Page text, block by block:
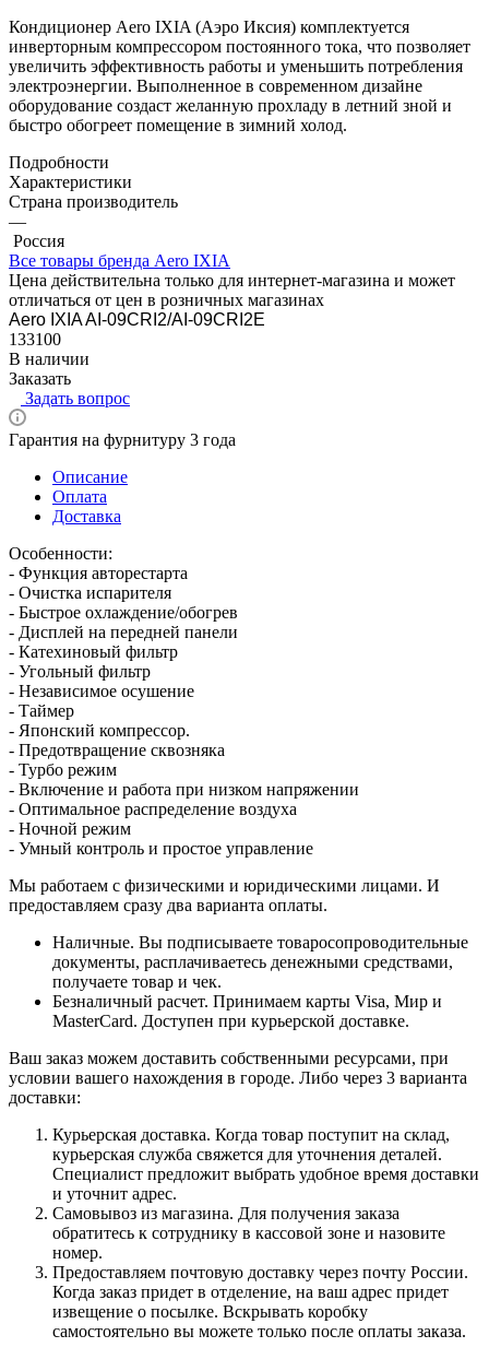
Кондиционер Aero IXIA (Аэро Иксия) комплектуется
инверторным компрессором постоянного тока, что позволяет
увеличить эффективность работы и уменьшить потребления
электроэнергии. Выполненное в современном дизайне
оборудование создаст желанную прохладу в летний зной и
быстро обогреет помещение в зимний холод.
Подробности
Характеристики
Страна производитель
—
Россия
Все товары бренда Aero IXIA
Цена действительна только для интернет-магазина и может
отличаться от цен в розничных магазинах
Aero IXIA AI-09CRI2/AI-09CRI2E
133100
В наличии
Заказать
Задать вопрос
Гарантия на фурнитуру 3 года
Описание
Оплата
Доставка
Особенности:
- Функция авторестарта
- Очистка испарителя
- Быстрое охлаждение/обогрев
- Дисплей на передней панели
- Катехиновый фильтр
- Угольный фильтр
- Независимое осушение
- Таймер
- Японский компрессор.
- Предотвращение сквозняка
- Турбо режим
- Включение и работа при низком напряжении
- Оптимальное распределение воздуха
- Ночной режим
- Умный контроль и простое управление
Мы работаем с физическими и юридическими лицами. И
предоставляем сразу два варианта оплаты.
Наличные. Вы подписываете товаросопроводительные
документы, расплачиваетесь денежными средствами,
получаете товар и чек.
Безналичный расчет. Принимаем карты Visa, Мир и
MasterCard. Доступен при курьерской доставке.
Ваш заказ можем доставить собственными ресурсами, при
условии вашего нахождения в городе. Либо через 3 варианта
доставки:
Курьерская доставка. Когда товар поступит на склад,
курьерская служба свяжется для уточнения деталей.
Специалист предложит выбрать удобное время доставки
и уточнит адрес.
Самовывоз из магазина. Для получения заказа
обратитесь к сотруднику в кассовой зоне и назовите
номер.
Предоставляем почтовую доставку через почту России.
Когда заказ придет в отделение, на ваш адрес придет
извещение о посылке. Вскрывать коробку
самостоятельно вы можете только после оплаты заказа.